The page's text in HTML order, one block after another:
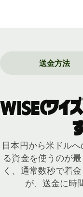
送金方法
Wise（ワイ
日本円から米ドル
る資金を使うのが
く、通常数秒で着
が、送金に時